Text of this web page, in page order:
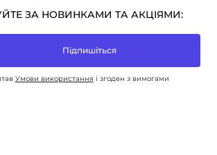
ЗА НОВИНКАМИ ТА АКЦІЯМИ:
Підпишіться
Умови використання і згоден з вимогами